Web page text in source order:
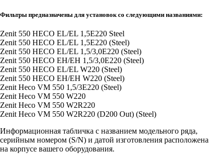
Фильтры предназначены для установок со следующими названиями:
Zenit 550 HECO EL/EL 1,5E220 Steel
Zenit 550 HECO EL/EL 1,5E220 (Steel)
Zenit 550 HECO EL/EL 1,5/3,0E220 (Steel)
Zenit 550 HECO EH/EH 1,5/3,0E220 (Steel)
Zenit 550 HECO EL/EL W220 (Steel)
Zenit 550 HECO EH/EH W220 (Steel)
Zenit Heco VM 550 1,5/3E220 (Steel)
Zenit Heco VM 550 W220
Zenit Heco VM 550 W2R220
Zenit Heco VM 550 W2R220 (D200 Out) (Steel)
Информационная табличка с названием модельного ряда,
серийным номером (S/N) и датой изготовления расположена
на корпусе вашего оборудования.